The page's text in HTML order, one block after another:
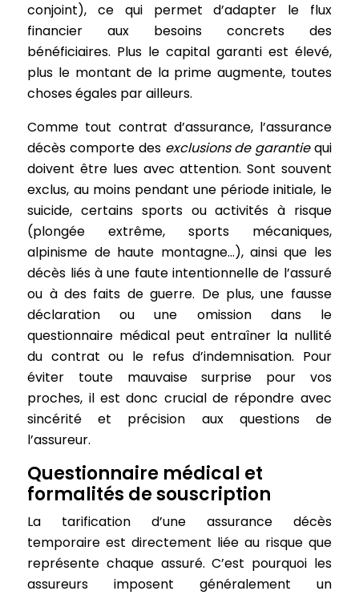
conjoint), ce qui permet d’adapter le flux
financier aux besoins concrets des
bénéficiaires. Plus le capital garanti est élevé,
plus le montant de la prime augmente, toutes
choses égales par ailleurs.
Comme tout contrat d’assurance, l’assurance
décès comporte des exclusions de garantiequi
doivent être lues avec attention. Sont souvent
exclus, au moins pendant une période initiale, le
suicide, certains sports ou activités à risque
(plongée extrême, sports mécaniques,
alpinisme de haute montagne…), ainsi que les
décès liés à une faute intentionnelle de l’assuré
ou à des faits de guerre. De plus, une fausse
déclaration ou une omission dans le
questionnaire médical peut entraîner la nullité
du contrat ou le refus d’indemnisation. Pour
éviter toute mauvaise surprise pour vos
proches, il est donc crucial de répondre avec
sincérité et précision aux questions de
l’assureur.
Questionnaire médical et
formalités de souscription
La tarification d’une assurance décès
temporaire est directement liée au risque que
représente chaque assuré. C’est pourquoi les
assureurs imposent généralement un